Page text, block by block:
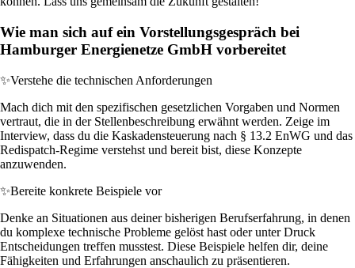
Wie man sich auf ein Vorstellungsgespräch bei
Hamburger Energienetze GmbH vorbereitet
✨Verstehe die technischen Anforderungen
Mach dich mit den spezifischen gesetzlichen Vorgaben und Normen
vertraut, die in der Stellenbeschreibung erwähnt werden. Zeige im
Interview, dass du die Kaskadensteuerung nach § 13.2 EnWG und das
Redispatch-Regime verstehst und bereit bist, diese Konzepte
anzuwenden.
✨Bereite konkrete Beispiele vor
Denke an Situationen aus deiner bisherigen Berufserfahrung, in denen
du komplexe technische Probleme gelöst hast oder unter Druck
Entscheidungen treffen musstest. Diese Beispiele helfen dir, deine
Fähigkeiten und Erfahrungen anschaulich zu präsentieren.